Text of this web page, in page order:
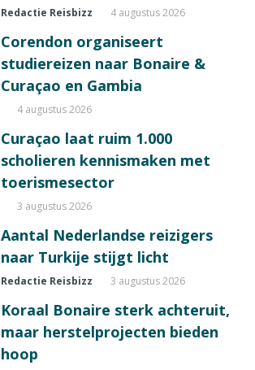
Redactie Reisbizz 4 augustus 2026
Corendon organiseert
studiereizen naar Bonaire &
Curaçao en Gambia
4 augustus 2026
Curaçao laat ruim 1.000
scholieren kennismaken met
toerismesector
3 augustus 2026
Aantal Nederlandse reizigers
naar Turkije stijgt licht
Redactie Reisbizz 3 augustus 2026
Koraal Bonaire sterk achteruit,
maar herstelprojecten bieden
hoop